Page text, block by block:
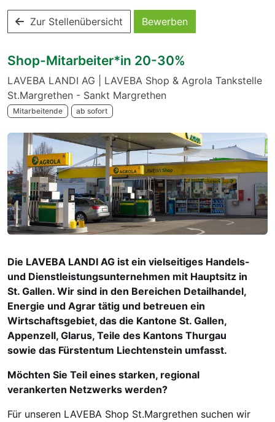
Zur Stellenübersicht Bewerben
Shop-Mitarbeiter*in 20-30%
LAVEBA LANDI AG | LAVEBA Shop & Agrola Tankstelle
St.Margrethen - Sankt Margrethen
Mitarbeitende ab sofort
Die LAVEBA LANDI AG ist ein vielseitiges Handels-
und Dienstleistungsunternehmen mit Hauptsitz in
St. Gallen. Wir sind in den Bereichen Detailhandel,
Energie und Agrar tätig und betreuen ein
Wirtschaftsgebiet, das die Kantone St. Gallen,
Appenzell, Glarus, Teile des Kantons Thurgau
sowie das Fürstentum Liechtenstein umfasst.
Möchten Sie Teil eines starken, regional
verankerten Netzwerks werden?
Für unseren LAVEBA Shop St.Margrethen suchen wir